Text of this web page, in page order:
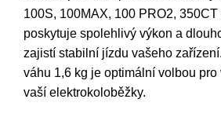
100S, 100MAX, 100 PRO2,
poskytuje spolehlivý výkon a
zajistí stabilní jízdu vašeho
váhu 1,6 kg je optimální volbou
vaší elektrokoloběžky.